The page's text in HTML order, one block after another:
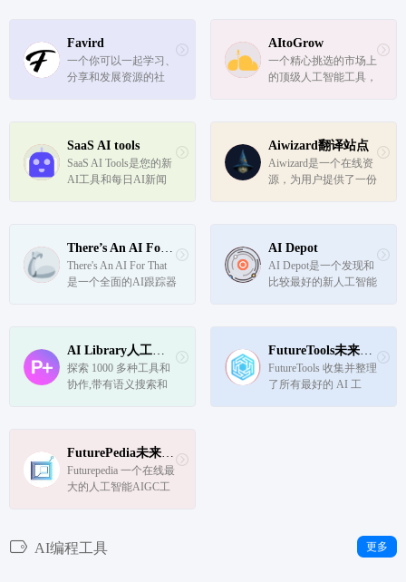
Favird
一个你可以一起学习、
分享和发展资源的社
AItoGrow
一个精心挑选的市场上
的顶级人工智能工具，
户。
SaaS AI tools
SaaS AI Tools是您的新
AI工具和每日AI新闻
Aiwizard翻译站点
Aiwizard是一个在线资
源，为用户提供了一份
可以订阅aiwizard学院
每周通讯，以了解最新
的人工智能工具、新闻
There’s An AI For That
There's An AI For That
是一个全面的AI跟踪器
AI Depot
AI Depot是一个发现和
比较最好的新人工智能
计、开发工具、电子商
务、教育、金融、医疗
保健、人力资源/招
AI Library人工智能图书馆
探索 1000 多种工具和
协作,带有语义搜索和
FutureTools未来工具翻译站点
FutureTools 收集并整理
了所有最好的 AI 工
FuturePedia未来百科翻译站点
Futurepedia 一个在线最
大的人工智能AIGC工
AI编程工具 更多